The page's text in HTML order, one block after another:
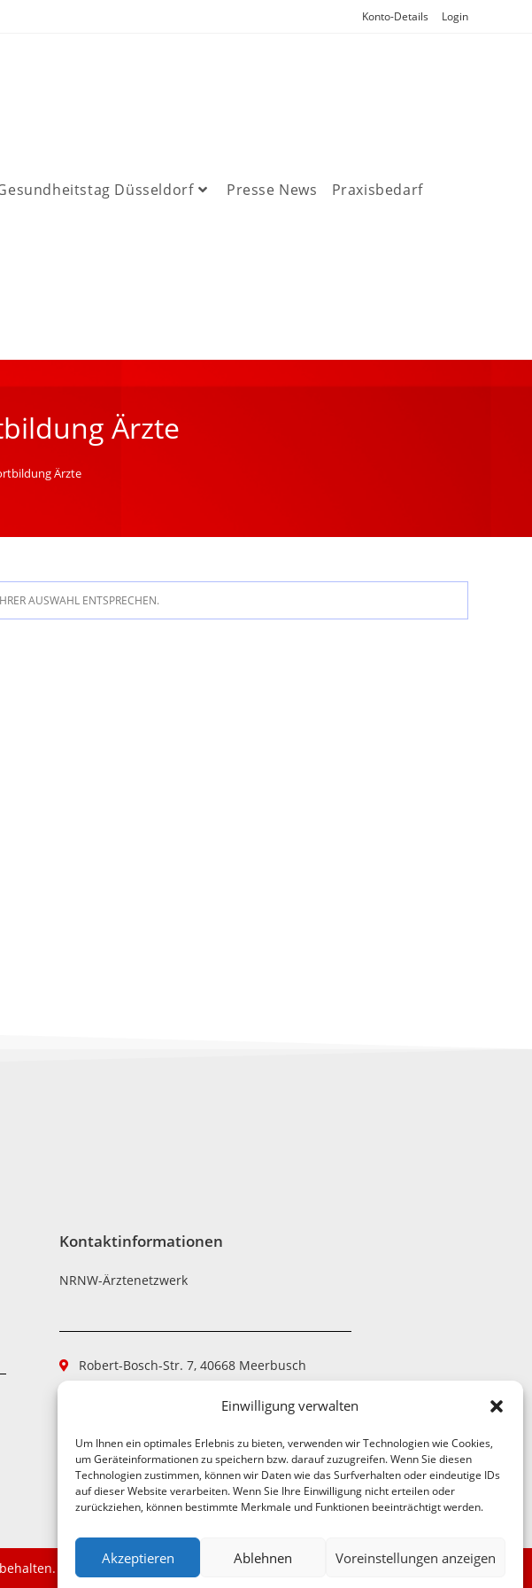
Einwilligung verwalten
Um Ihnen ein optimales Erlebnis zu bieten, verwenden wir Technologien wie Cookies,
um Geräteinformationen zu speichern bzw. darauf zuzugreifen. Wenn Sie diesen
Technologien zustimmen, können wir Daten wie das Surfverhalten oder eindeutige IDs
auf dieser Website verarbeiten. Wenn Sie Ihre Einwilligung nicht erteilen oder
zurückziehen, können bestimmte Merkmale und Funktionen beeinträchtigt werden.
Akzeptieren Ablehnen Voreinstellungen anzeigen
Konto-Details Login
Düsseldorf Presse News Praxisbedarf
Ärzte
Ärzte
AUSWAHL ENTSPRECHEN.
Kontaktinformationen
NRNW-Ärztenetzwerk
Robert-Bosch-Str. 7, 40668 Meerbusch
aerztenetzwerk@nrnw.de